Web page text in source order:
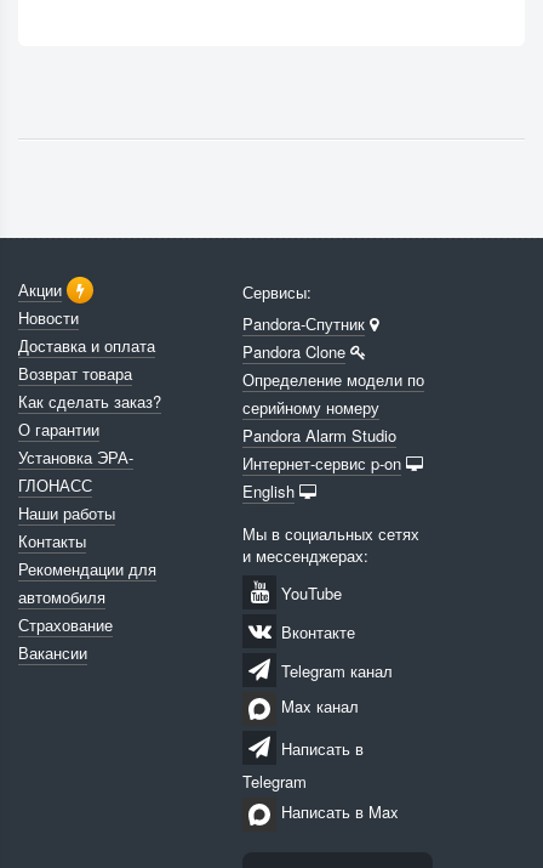
Акции
Новости
Доставка и оплата
Возврат товара
Как сделать заказ?
О гарантии
Установка ЭРА-
ГЛОНАСС
Наши работы
Контакты
Рекомендации для
автомобиля
Страхование
Вакансии
Сервисы:
Pandora-Спутник
Pandora Clone
Определение модели по
серийному номеру
Pandora Alarm Studio
Интернет-сервис p-on
English
Мы в социальных сетях
и мессенджерах:
YouTube
Вконтакте
Telegram канал
Max канал
Написать в
Telegram
Написать в Max